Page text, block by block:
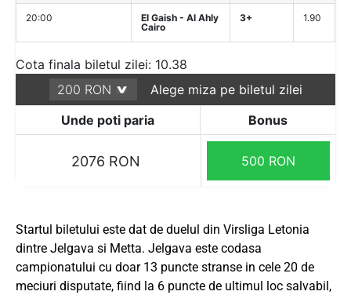
20:00
El Gaish - Al Ahly
Cairo
3+ 1.90
Cota finala biletul zilei: 10.38
Alege miza pe biletul zilei
Unde poti paria
Bonus
2076 RON 500 RON
Startul biletului este dat de duelul din Virsliga Letonia
dintre Jelgava si Metta. Jelgava este codasa
campionatului cu doar 13 puncte stranse in cele 20 de
meciuri disputate, fiind la 6 puncte de ultimul loc salvabil,